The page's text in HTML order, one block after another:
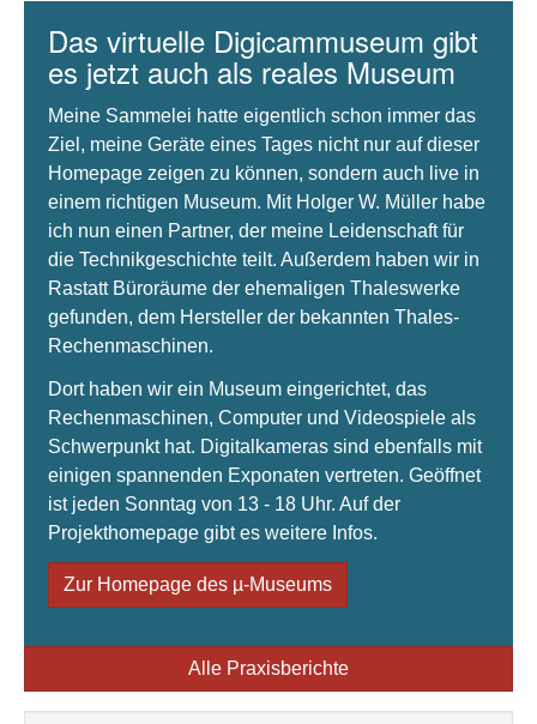
Das virtuelle Digicammuseum gibt
es jetzt auch als reales Museum
Meine Sammelei hatte eigentlich schon immer das
Ziel, meine Geräte eines Tages nicht nur auf dieser
Homepage zeigen zu können, sondern auch live in
einem richtigen Museum. Mit Holger W. Müller habe
ich nun einen Partner, der meine Leidenschaft für
die Technikgeschichte teilt. Außerdem haben wir in
Rastatt Büroräume der ehemaligen Thaleswerke
gefunden, dem Hersteller der bekannten Thales-
Rechenmaschinen.
Dort haben wir ein Museum eingerichtet, das
Rechenmaschinen, Computer und Videospiele als
Schwerpunkt hat. Digitalkameras sind ebenfalls mit
einigen spannenden Exponaten vertreten. Geöffnet
ist jeden Sonntag von 13 - 18 Uhr. Auf der
Projekthomepage gibt es weitere Infos.
Zur Homepage des µ-Museums
Alle Praxisberichte